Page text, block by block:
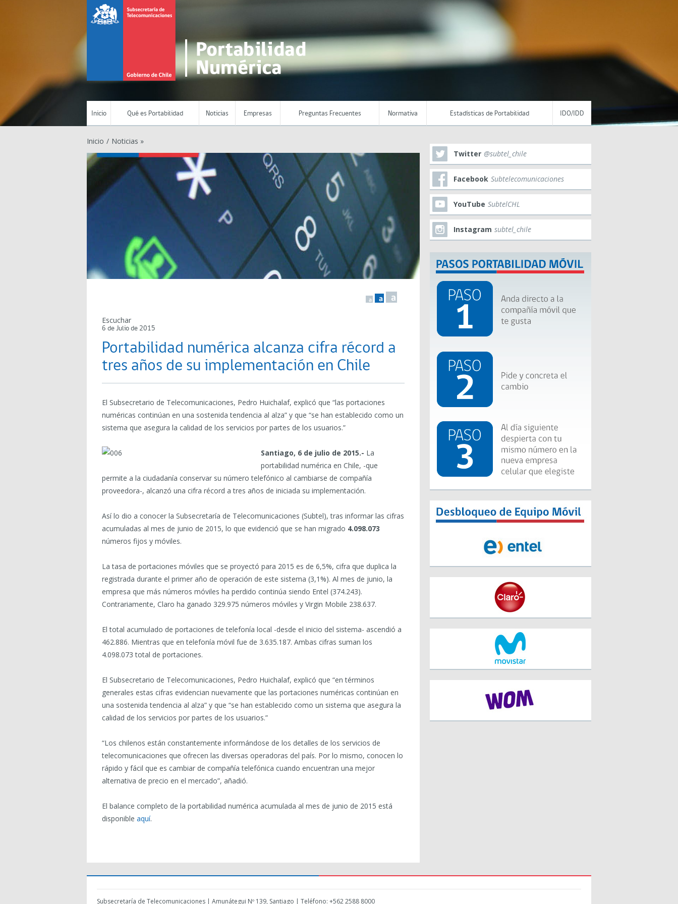
Inicio Qué es Portabilidad Noticias Empresas Preguntas Frecuentes Normativa Estadísticas de Portabilidad IDO/IDD
Inicio / Noticias »
a a a
Escuchar
6 de Julio de 2015
Portabilidad numérica alcanza cifra récord a
tres años de su implementación en Chile
El Subsecretario de Telecomunicaciones, Pedro Huichalaf, explicó que “las portaciones
numéricas continúan en una sostenida tendencia al alza” y que “se han establecido como un
sistema que asegura la calidad de los servicios por partes de los usuarios.”
Santiago, 6 de julio de 2015.- La
portabilidad numérica en Chile, -que
permite a la ciudadanía conservar su número telefónico al cambiarse de compañía
proveedora-, alcanzó una cifra récord a tres años de iniciada su implementación.
Así lo dio a conocer la Subsecretaría de Telecomunicaciones (Subtel), tras informar las cifras
acumuladas al mes de junio de 2015, lo que evidenció que se han migrado 4.098.073
números fijos y móviles.
La tasa de portaciones móviles que se proyectó para 2015 es de 6,5%, cifra que duplica la
registrada durante el primer año de operación de este sistema (3,1%). Al mes de junio, la
empresa que más números móviles ha perdido continúa siendo Entel (374.243).
Contrariamente, Claro ha ganado 329.975 números móviles y Virgin Mobile 238.637.
El total acumulado de portaciones de telefonía local -desde el inicio del sistema- ascendió a
462.886. Mientras que en telefonía móvil fue de 3.635.187. Ambas cifras suman los
4.098.073 total de portaciones.
El Subsecretario de Telecomunicaciones, Pedro Huichalaf, explicó que “en términos
generales estas cifras evidencian nuevamente que las portaciones numéricas continúan en
una sostenida tendencia al alza” y que “se han establecido como un sistema que asegura la
calidad de los servicios por partes de los usuarios.”
“Los chilenos están constantemente informándose de los detalles de los servicios de
telecomunicaciones que ofrecen las diversas operadoras del país. Por lo mismo, conocen lo
rápido y fácil que es cambiar de compañía telefónica cuando encuentran una mejor
alternativa de precio en el mercado”, añadió.
El balance completo de la portabilidad numérica acumulada al mes de junio de 2015 está
disponible aquí.
Twitter @subtel_chile
Facebook Subtelecomunicaciones
YouTube SubtelCHL
Instagram subtel_chile
Subsecretaría de Telecomunicaciones | Amunátegui Nº 139, Santiago | Teléfono: +562 2588 8000